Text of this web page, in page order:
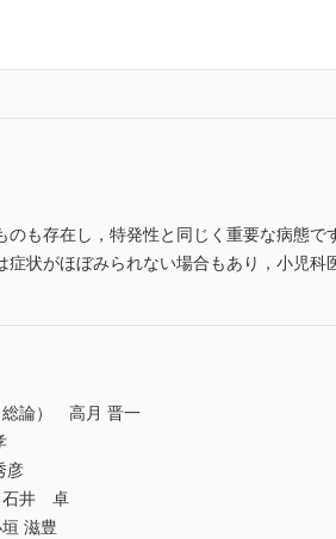
も存在し，特発性と同じく重要な病態
状がほぼみられない場合もあり，小児科
総論） 高月 晋一
彦
石井 卓
滋豊